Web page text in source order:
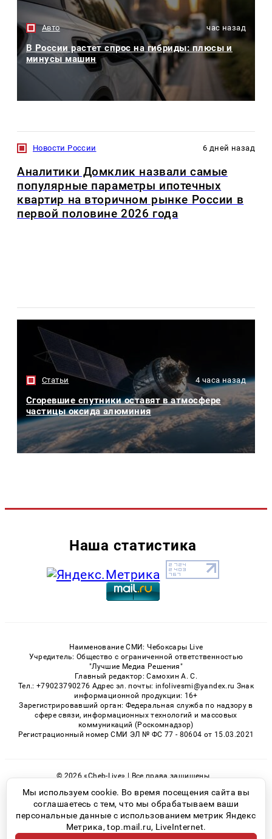
Авто час назад
В России растет спрос на гибриды: плюсы и
минусы машин
Новости России 6 дней назад
Аналитики Домклик назвали самые
популярные параметры ипотечных
квартир на вторичном рынке России в
первой половине 2026 года
Статьи 4 часа назад
Сгоревшие спутники оставят в атмосфере
частицы оксида алюминия
Наша статистика
Наименование СМИ: Чебоксары Live
Учредитель: Общество с ограниченной ответственностью
"Лучшие Медиа Решения"
Главный редактор: Самохин А. С.
Тел.: +79023790276 Адрес эл. почты: infolivesmi@yandex.ru Знак
информационной продукции: 16+
Зарегистрировавший орган: Федеральная служба по надзору в
сфере связи, информационных технологий и массовых
коммуникаций (Роскомнадзор)
Регистрационный номер СМИ ЭЛ № ФС 77 - 80604 от 15.03.2021
© 2026 «Cheb-Live» | Все права защищены
Возрастная категория сайта 16+
Политика конфиденциальности
Мы используем cookie. Во время посещения сайта вы
соглашаетесь с тем, что мы обрабатываем ваши
персональные данные с использованием метрик Яндекс
Метрика, top.mail.ru, LiveInternet.